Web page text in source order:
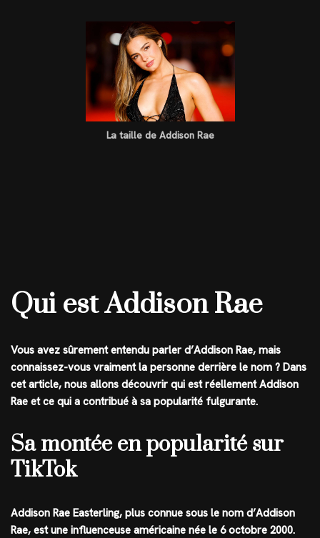
La taille de Addison Rae
Qui est Addison Rae
Vous avez sûrement entendu parler d’Addison Rae, mais
connaissez-vous vraiment la personne derrière le nom ? Dans
cet article, nous allons découvrir qui est réellement Addison
Rae et ce qui a contribué à sa popularité fulgurante.
Sa montée en popularité sur
TikTok
Addison Rae Easterling, plus connue sous le nom d’Addison
Rae, est une influenceuse américaine née le 6 octobre 2000.